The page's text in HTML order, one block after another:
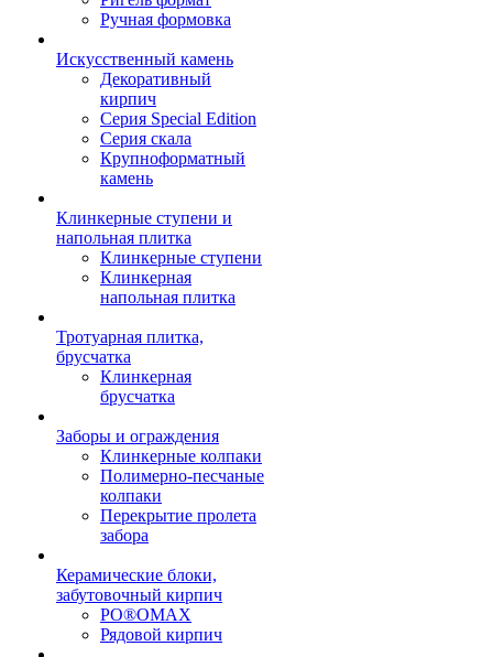
Ручная формовка
Искусственный камень
Декоративный
кирпич
Серия Special Edition
Серия скала
Крупноформатный
камень
Клинкерные ступени и
напольная плитка
Клинкерные ступени
Клинкерная
напольная плитка
Тротуарная плитка,
брусчатка
Клинкерная
брусчатка
Заборы и ограждения
Клинкерные колпаки
Полимерно-песчаные
колпаки
Перекрытие пролета
забора
Керамические блоки,
забутовочный кирпич
PO®OMAX
Рядовой кирпич